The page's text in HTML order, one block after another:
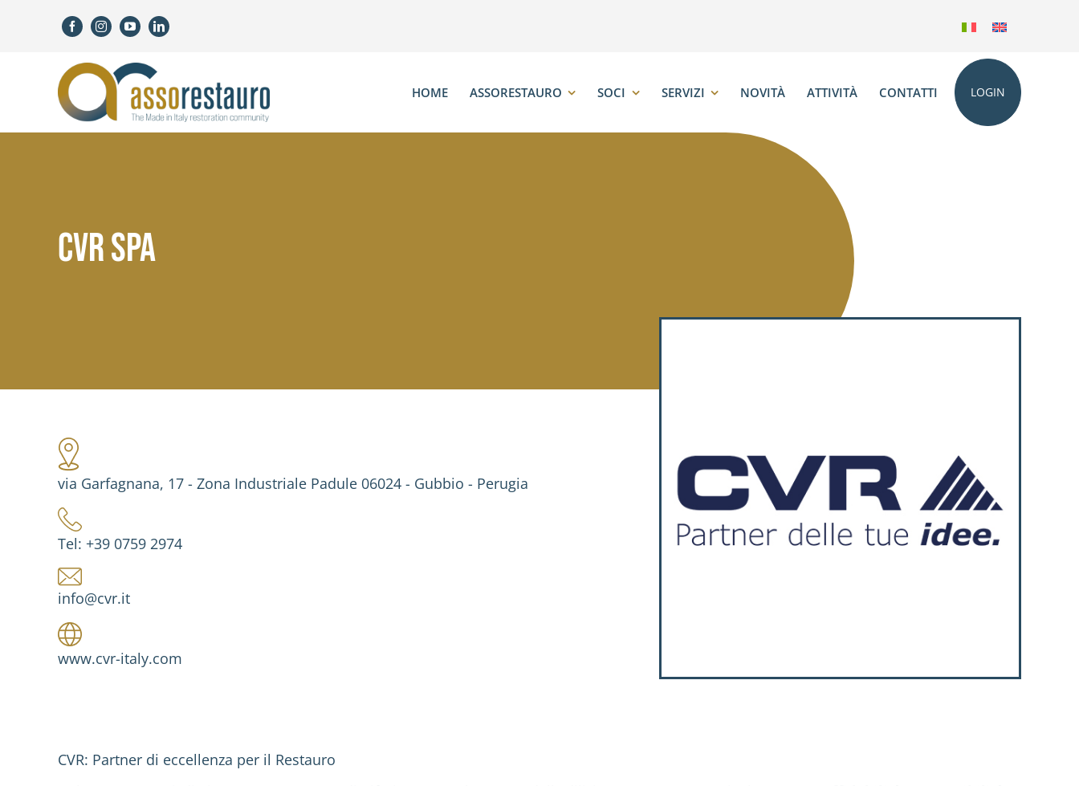
contenuto
HOME ASSORESTAURO SOCI SERVIZI NOVITÀ ATTIVITÀ CONTATTI LOGIN
CVR SPA
via Garfagnana, 17 - Zona Industriale Padule 06024 - Gubbio - Perugia
Tel: +39 0759 2974
info@cvr.it
www.cvr-italy.com
CVR: Partner di eccellenza per il Restauro